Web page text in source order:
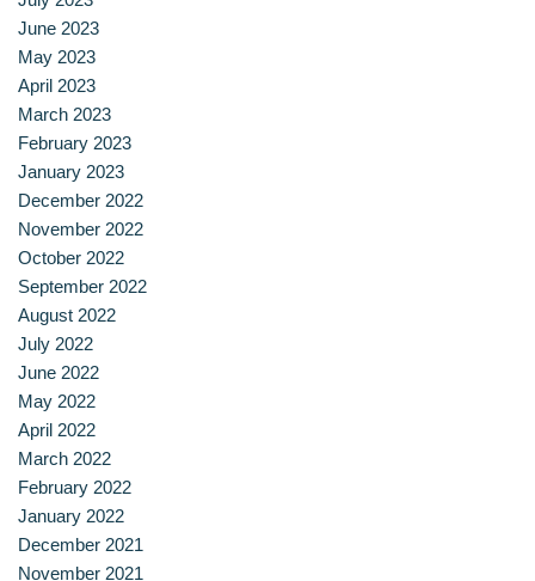
ศิษย์เก่า
สาขาวิชาการกำหนดและการประกอบอาหาร
สาขาวิชาคหกรรมศาสตร์
สาขาวิชาอุตสาหกรรมการประกอบอาหาร
สาขาวิชาเทคโนโลยีการประกอบอาหารและการบริการ
สาขาวิชาเทคโนโลยีการแปรรูปอาหาร
สาขาวิชาเทคโนโลยีอาหาร
สาขาวิชาโภชนาการและการประกอบอาหาร
สาขาวิชาโภชนาการและการประกอบอาหารเพื่อการสร้างเสริม
สมรรถภาพและการชะลอวัย
June 2023
May 2023
April 2023
March 2023
February 2023
January 2023
December 2022
November 2022
October 2022
September 2022
August 2022
July 2022
June 2022
May 2022
April 2022
March 2022
February 2022
January 2022
December 2021
November 2021